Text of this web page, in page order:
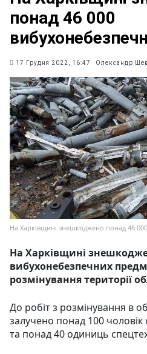
понад 46 000
17 Грудня 2022, 16:47 Олександр
На Харківщині знешкоджено понад 46
На Харківщині
вибухонебезпечних
розмінування території
До робіт з розмінування в
залучено понад 100
та понад 40 одиниць